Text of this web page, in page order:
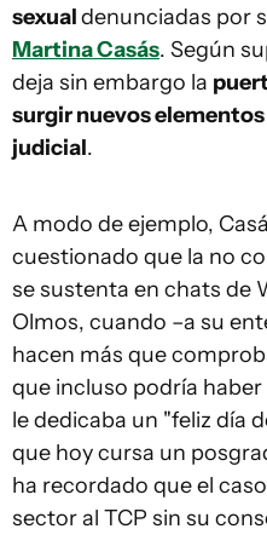
sexualdenunciadas por
Martina Casás. Según
deja sin embargo la
surgir nuevos
judicial.
A modo de ejemplo,
cuestionado que la no
se sustenta en chats de
Olmos, cuando –a su
hacen más que
que incluso podría
le dedicaba un "feliz día
que hoy cursa un
ha recordado que el
sector al TCP sin su